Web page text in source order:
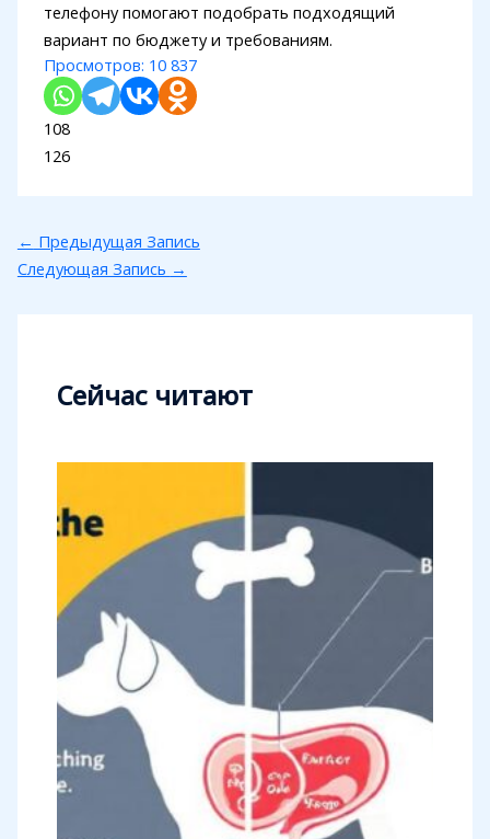
телефону помогают подобрать подходящий
вариант по бюджету и требованиям.
Просмотров: 10 837
108
126
← Предыдущая Запись
Следующая Запись →
Сейчас читают